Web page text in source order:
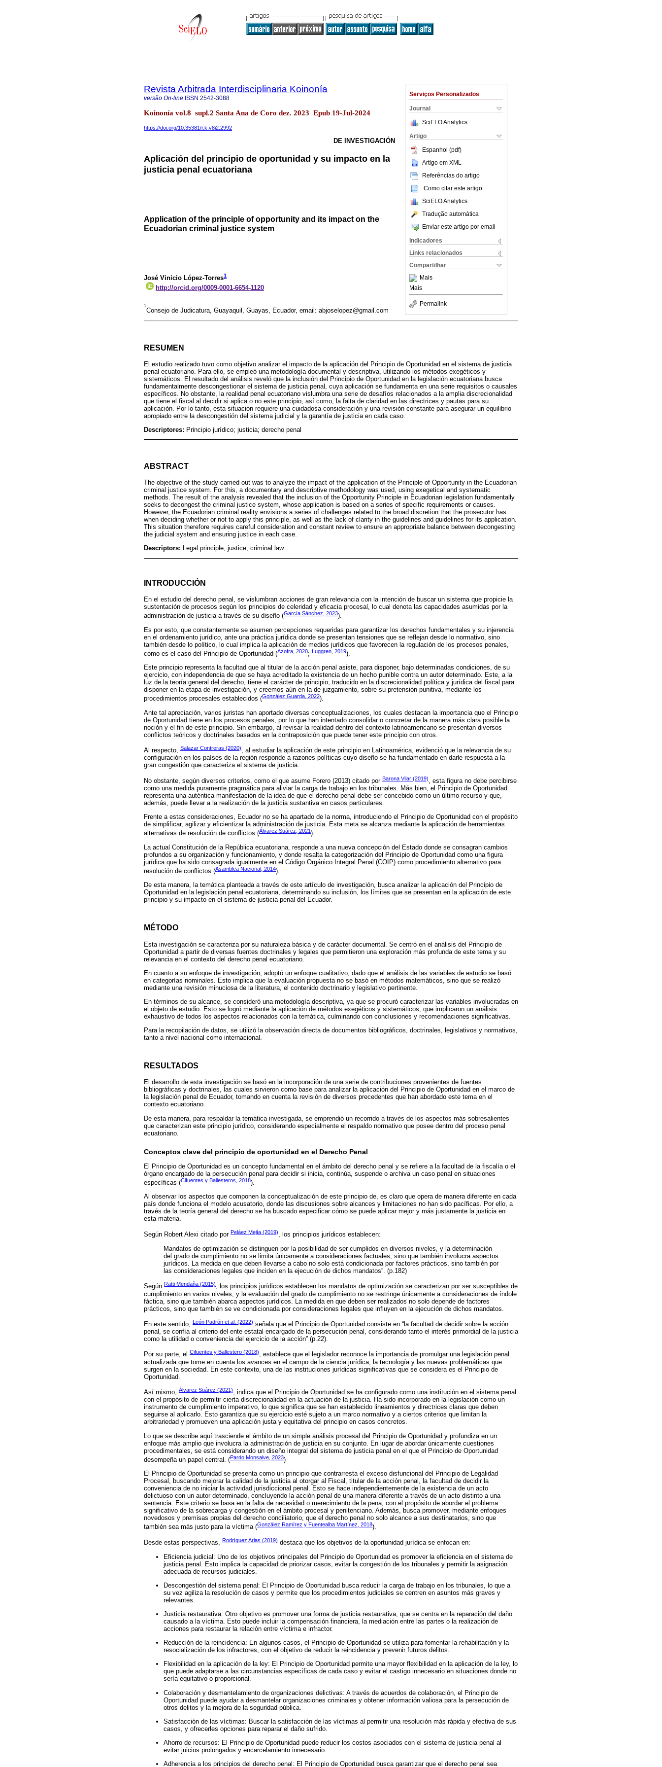
Serviços Personalizados
Journal
SciELO Analytics
Artigo
Espanhol (pdf)
Artigo em XML
Referências do artigo
Como citar este artigo
SciELO Analytics
Tradução automática
Enviar este artigo por email
Indicadores
Links relacionados
Compartilhar
Mais
Mais
Permalink
Revista Arbitrada Interdisciplinaria Koinonía
versão On-line ISSN 2542-3088
Koinonía vol.8 supl.2 Santa Ana de Coro dez. 2023 Epub 19-Jul-2024
https://doi.org/10.35381/r.k.v8i2.2992
DE INVESTIGACIÓN
Aplicación del principio de oportunidad y su impacto en la
justicia penal ecuatoriana
Application of the principle of opportunity and its impact on the
Ecuadorian criminal justice system
José Vinicio López-Torres1
http://orcid.org/0009-0001-6654-1120
1
Consejo de Judicatura, Guayaquil, Guayas, Ecuador, email: abjoselopez@gmail.com
RESUMEN
El estudio realizado tuvo como objetivo analizar el impacto de la aplicación del Principio de Oportunidad en el sistema de justicia
penal ecuatoriano. Para ello, se empleó una metodología documental y descriptiva, utilizando los métodos exegéticos y
sistemáticos. El resultado del análisis reveló que la inclusión del Principio de Oportunidad en la legislación ecuatoriana busca
fundamentalmente descongestionar el sistema de justicia penal, cuya aplicación se fundamenta en una serie requisitos o causales
específicos. No obstante, la realidad penal ecuatoriano vislumbra una serie de desafíos relacionados a la amplia discrecionalidad
que tiene el fiscal al decidir si aplica o no este principio, así como, la falta de claridad en las directrices y pautas para su
aplicación. Por lo tanto, esta situación requiere una cuidadosa consideración y una revisión constante para asegurar un equilibrio
apropiado entre la descongestión del sistema judicial y la garantía de justicia en cada caso.
Descriptores: Principio jurídico; justicia; derecho penal
ABSTRACT
The objective of the study carried out was to analyze the impact of the application of the Principle of Opportunity in the Ecuadorian
criminal justice system. For this, a documentary and descriptive methodology was used, using exegetical and systematic
methods. The result of the analysis revealed that the inclusion of the Opportunity Principle in Ecuadorian legislation fundamentally
seeks to decongest the criminal justice system, whose application is based on a series of specific requirements or causes.
However, the Ecuadorian criminal reality envisions a series of challenges related to the broad discretion that the prosecutor has
when deciding whether or not to apply this principle, as well as the lack of clarity in the guidelines and guidelines for its application.
This situation therefore requires careful consideration and constant review to ensure an appropriate balance between decongesting
the judicial system and ensuring justice in each case.
Descriptors:
Legal principle; justice; criminal law
INTRODUCCIÓN
En el estudio del derecho penal, se vislumbran acciones de gran relevancia con la intención de buscar un sistema que propicie la
sustentación de procesos según los principios de celeridad y eficacia procesal, lo cual denota las capacidades asumidas por la
administración de justicia a través de su diseño (García Sánchez, 2023).
Es por esto, que constantemente se asumen percepciones requeridas para garantizar los derechos fundamentales y su injerencia
en el ordenamiento jurídico, ante una práctica jurídica donde se presentan tensiones que se reflejan desde lo normativo, sino
también desde lo político, lo cual implica la aplicación de medios jurídicos que favorecen la regulación de los procesos penales,
como es el caso del Principio de Oportunidad (Azofra, 2020; Luggren, 2019).
Este principio representa la facultad que al titular de la acción penal asiste, para disponer, bajo determinadas condiciones, de su
ejercicio, con independencia de que se haya acreditado la existencia de un hecho punible contra un autor determinado. Este, a la
luz de la teoría general del derecho, tiene el carácter de principio, traducido en la discrecionalidad política y jurídica del fiscal para
disponer en la etapa de investigación, y creemos aún en la de juzgamiento, sobre su pretensión punitiva, mediante los
procedimientos procesales establecidos (González Guarda, 2022).
Ante tal apreciación, varios juristas han aportado diversas conceptualizaciones, los cuales destacan la importancia que el Principio
de Oportunidad tiene en los procesos penales, por lo que han intentado consolidar o concretar de la manera más clara posible la
noción y el fin de este principio. Sin embargo, al revisar la realidad dentro del contexto latinoamericano se presentan diversos
conflictos teóricos y doctrinales basados en la contraposición que puede tener este principio con otros.
Al respecto, Salazar Contreras (2020), al estudiar la aplicación de este principio en Latinoamérica, evidenció que la relevancia de su
configuración en los países de la región responde a razones políticas cuyo diseño se ha fundamentado en darle respuesta a la
gran congestión que caracteriza el sistema de justicia.
No obstante, según diversos criterios, como el que asume Forero (2013) citado por Barona Vilar (2019)
, esta figura no debe percibirse
como una medida puramente pragmática para aliviar la carga de trabajo en los tribunales. Más bien, el Principio de Oportunidad
representa una auténtica manifestación de la idea de que el derecho penal debe ser concebido como un último recurso y que,
además, puede llevar a la realización de la justicia sustantiva en casos particulares.
Frente a estas consideraciones, Ecuador no se ha apartado de la norma, introduciendo el Principio de Oportunidad con el propósito
de simplificar, agilizar y eficientizar la administración de justicia. Esta meta se alcanza mediante la aplicación de herramientas
alternativas de resolución de conflictos (Álvarez Suárez, 2021).
La actual Constitución de la República ecuatoriana, responde a una nueva concepción del Estado donde se consagran cambios
profundos a su organización y funcionamiento, y donde resalta la categorización del Principio de Oportunidad como una figura
jurídica que ha sido consagrada igualmente en el Código Orgánico Integral Penal (COIP) como procedimiento alternativo para
resolución de conflictos (Asamblea Nacional, 2014).
De esta manera, la temática planteada a través de este artículo de investigación, busca analizar la aplicación del Principio de
Oportunidad en la legislación penal ecuatoriana, determinando su inclusión, los límites que se presentan en la aplicación de este
principio y su impacto en el sistema de justicia penal del Ecuador.
MÉTODO
Esta investigación se caracteriza por su naturaleza básica y de carácter documental. Se centró en el análisis del Principio de
Oportunidad a partir de diversas fuentes doctrinales y legales que permitieron una exploración más profunda de este tema y su
relevancia en el contexto del derecho penal ecuatoriano.
En cuanto a su enfoque de investigación, adoptó un enfoque cualitativo, dado que el análisis de las variables de estudio se basó
en categorías nominales. Esto implica que la evaluación propuesta no se basó en métodos matemáticos, sino que se realizó
mediante una revisión minuciosa de la literatura, el contenido doctrinario y legislativo pertinente.
En términos de su alcance, se consideró una metodología descriptiva, ya que se procuró caracterizar las variables involucradas en
el objeto de estudio. Esto se logró mediante la aplicación de métodos exegéticos y sistemáticos, que implicaron un análisis
exhaustivo de todos los aspectos relacionados con la temática, culminando con conclusiones y recomendaciones significativas.
Para la recopilación de datos, se utilizó la observación directa de documentos bibliográficos, doctrinales, legislativos y normativos,
tanto a nivel nacional como internacional.
RESULTADOS
El desarrollo de esta investigación se basó en la incorporación de una serie de contribuciones provenientes de fuentes
bibliográficas y doctrinales, las cuales sirvieron como base para analizar la aplicación del Principio de Oportunidad en el marco de
la legislación penal de Ecuador, tomando en cuenta la revisión de diversos precedentes que han abordado este tema en el
contexto ecuatoriano.
De esta manera, para respaldar la temática investigada, se emprendió un recorrido a través de los aspectos más sobresalientes
que caracterizan este principio jurídico, considerando especialmente el respaldo normativo que posee dentro del proceso penal
ecuatoriano.
Conceptos clave del principio de oportunidad en el Derecho Penal
El Principio de Oportunidad es un concepto fundamental en el ámbito del derecho penal y se refiere a la facultad de la fiscalía o el
órgano encargado de la persecución penal para decidir si inicia, continúa, suspende o archiva un caso penal en situaciones
específicas (Cifuentes y Ballesteros, 2018).
Al observar los aspectos que componen la conceptualización de este principio de, es claro que opera de manera diferente en cada
país donde funciona el modelo acusatorio, donde las discusiones sobre alcances y limitaciones no han sido pacíficas. Por ello, a
través de la teoría general del derecho se ha buscado especificar cómo se puede aplicar mejor y más justamente la justicia en
esta materia.
Según Robert Alexi citado por Peláez Mejía (2019), los principios jurídicos establecen:
Mandatos de optimización se distinguen por la posibilidad de ser cumplidos en diversos niveles, y la determinación
del grado de cumplimiento no se limita únicamente a consideraciones factuales, sino que también involucra aspectos
jurídicos. La medida en que deben llevarse a cabo no solo está condicionada por factores prácticos, sino también por
las consideraciones legales que inciden en la ejecución de dichos mandatos”. (p.182)
Según Ratti Mendaña (2015), los principios jurídicos establecen los mandatos de optimización se caracterizan por ser susceptibles de
cumplimiento en varios niveles, y la evaluación del grado de cumplimiento no se restringe únicamente a consideraciones de índole
fáctica, sino que también abarca aspectos jurídicos. La medida en que deben ser realizados no solo depende de factores
prácticos, sino que también se ve condicionada por consideraciones legales que influyen en la ejecución de dichos mandatos.
En este sentido, León Padrón et al. (2022) señala que el Principio de Oportunidad consiste en “la facultad de decidir sobre la acción
penal, se confía al criterio del ente estatal encargado de la persecución penal, considerando tanto el interés primordial de la justicia
como la utilidad o conveniencia del ejercicio de la acción” (p.22).
Por su parte, el Cifuentes y Ballestero (2018), establece que el legislador reconoce la importancia de promulgar una legislación penal
actualizada que tome en cuenta los avances en el campo de la ciencia jurídica, la tecnología y las nuevas problemáticas que
surgen en la sociedad. En este contexto, una de las instituciones jurídicas significativas que se considera es el Principio de
Oportunidad.
Así mismo, Álvarez Suárez (2021), indica que el Principio de Oportunidad se ha configurado como una institución en el sistema penal
con el propósito de permitir cierta discrecionalidad en la actuación de la justicia. Ha sido incorporado en la legislación como un
instrumento de cumplimiento imperativo, lo que significa que se han establecido lineamientos y directrices claras que deben
seguirse al aplicarlo. Esto garantiza que su ejercicio esté sujeto a un marco normativo y a ciertos criterios que limitan la
arbitrariedad y promueven una aplicación justa y equitativa del principio en casos concretos.
Lo que se describe aquí trasciende el ámbito de un simple análisis procesal del Principio de Oportunidad y profundiza en un
enfoque más amplio que involucra la administración de justicia en su conjunto. En lugar de abordar únicamente cuestiones
procedimentales, se está considerando un diseño integral del sistema de justicia penal en el que el Principio de Oportunidad
desempeña un papel central. (Pardo Monsalve, 2023)
El Principio de Oportunidad se presenta como un principio que contrarresta el exceso disfuncional del Principio de Legalidad
Procesal, buscando mejorar la calidad de la justicia al otorgar al Fiscal, titular de la acción penal, la facultad de decidir la
conveniencia de no iniciar la actividad jurisdiccional penal. Esto se hace independientemente de la existencia de un acto
delictuoso con un autor determinado, concluyendo la acción penal de una manera diferente a través de un acto distinto a una
sentencia. Este criterio se basa en la falta de necesidad o merecimiento de la pena, con el propósito de abordar el problema
significativo de la sobrecarga y congestión en el ámbito procesal y penitenciario. Además, busca promover, mediante enfoques
novedosos y premisas propias del derecho conciliatorio, que el derecho penal no solo alcance a sus destinatarios, sino que
también sea más justo para la víctima (González Ramírez y Fuentealba Martínez, 2018).
Desde estas perspectivas, Rodríguez Arias (2019) destaca que los objetivos de la oportunidad jurídica se enfocan en:
Eficiencia judicial: Uno de los objetivos principales del Principio de Oportunidad es promover la eficiencia en el sistema de
justicia penal. Esto implica la capacidad de priorizar casos, evitar la congestión de los tribunales y permitir la asignación
adecuada de recursos judiciales.
Descongestión del sistema penal: El Principio de Oportunidad busca reducir la carga de trabajo en los tribunales, lo que a
su vez agiliza la resolución de casos y permite que los procedimientos judiciales se centren en asuntos más graves y
relevantes.
Justicia restaurativa: Otro objetivo es promover una forma de justicia restaurativa, que se centra en la reparación del daño
causado a la víctima. Esto puede incluir la compensación financiera, la mediación entre las partes o la realización de
acciones para restaurar la relación entre víctima e infractor.
Reducción de la reincidencia: En algunos casos, el Principio de Oportunidad se utiliza para fomentar la rehabilitación y la
resocialización de los infractores, con el objetivo de reducir la reincidencia y prevenir futuros delitos.
Flexibilidad en la aplicación de la ley: El Principio de Oportunidad permite una mayor flexibilidad en la aplicación de la ley, lo
que puede adaptarse a las circunstancias específicas de cada caso y evitar el castigo innecesario en situaciones donde no
sería equitativo o proporcional.
Colaboración y desmantelamiento de organizaciones delictivas: A través de acuerdos de colaboración, el Principio de
Oportunidad puede ayudar a desmantelar organizaciones criminales y obtener información valiosa para la persecución de
otros delitos y la mejora de la seguridad pública.
Satisfacción de las víctimas: Buscar la satisfacción de las víctimas al permitir una resolución más rápida y efectiva de sus
casos, y ofrecerles opciones para reparar el daño sufrido.
Ahorro de recursos: El Principio de Oportunidad puede reducir los costos asociados con el sistema de justicia penal al
evitar juicios prolongados y encarcelamiento innecesario.
Adherencia a los principios del derecho penal: El Principio de Oportunidad busca garantizar que el derecho penal sea